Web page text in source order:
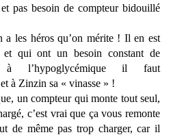
pas besoin de compteur bidouillé
a les héros qu’on mérite ! Il en est
et qui ont un besoin constant de
à l’hypoglycémique il faut
à Zinzin sa « vinasse » !
un compteur qui monte tout seul,
c’est vrai que ça vous remonte
de même pas trop charger, car il